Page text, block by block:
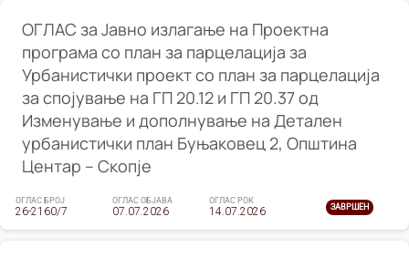
ОГЛАС за Јавно излагање на Проектна
програма со план за парцелација за
Урбанистички проект со план за парцелација
за спојување на ГП 20.12 и ГП 20.37 од
Изменување и дополнување на Детален
урбанистички план Буњаковец 2, Општина
Центар – Скопје
ОГЛАС БРОЈ
26-2160/7
ОГЛАС ОБЈАВА
07.07.2026
ОГЛАС РОК
14.07.2026 ЗАВРШЕН